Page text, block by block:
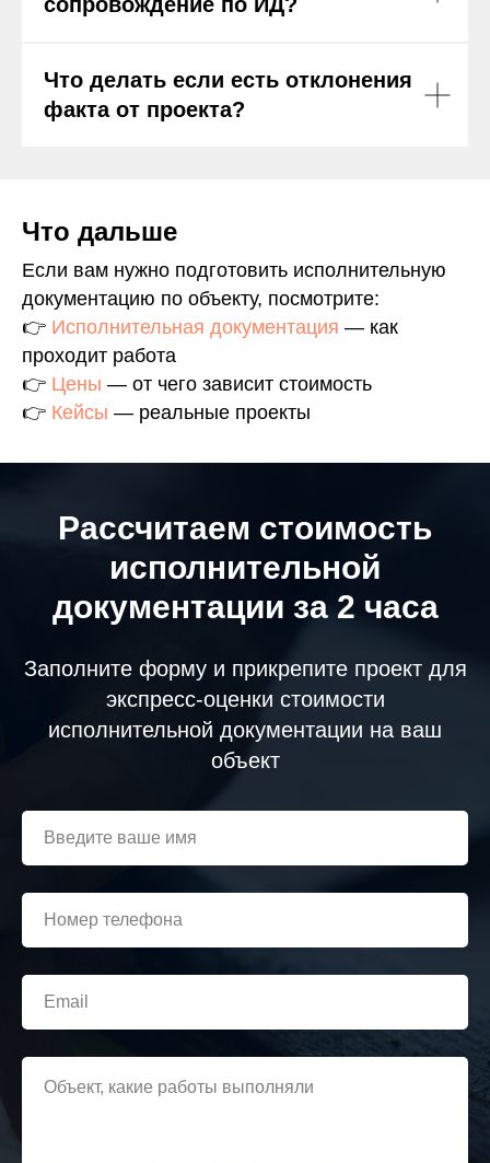
Что делать если есть отклонения
факта от проекта?
Что дальше
Если вам нужно подготовить исполнительную
документацию по объекту, посмотрите:
👉 Исполнительная документация — как
проходит работа
👉 Цены — от чего зависит стоимость
👉 Кейсы — реальные проекты
Рассчитаем стоимость
исполнительной
документации за 2 часа
Заполните форму и прикрепите проект для
экспресс-оценки стоимости
исполнительной документации на ваш
объект